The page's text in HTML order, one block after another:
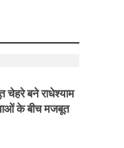
चेहरे बने राधेश्याम
के बीच मजबूत